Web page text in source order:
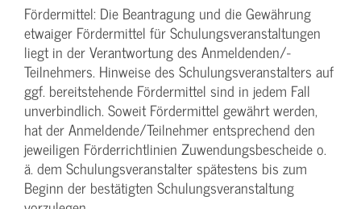
Fördermittel: Die Beantragung und die Gewährung
etwaiger Fördermittel für Schulungs­veranstaltungen
liegt in der Verantwortung des Anmeldenden/­
Teilnehmers. Hinweise des Schulungs­veranstalters auf
ggf. bereitstehende Fördermittel sind in jedem Fall
unverbindlich. Soweit Fördermittel gewährt werden,
hat der Anmeldende/­Teilnehmer entsprechend den
jeweiligen Förderrichtlinien Zuwendungs­bescheide o.
ä. dem Schulungs­veranstalter spätestens bis zum
Beginn der bestätigten Schulungs­veranstaltung